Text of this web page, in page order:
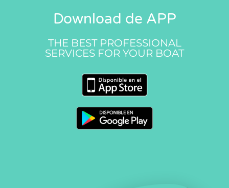
Download de APP
THE BEST PROFESSIONAL
SERVICES FOR YOUR BOAT